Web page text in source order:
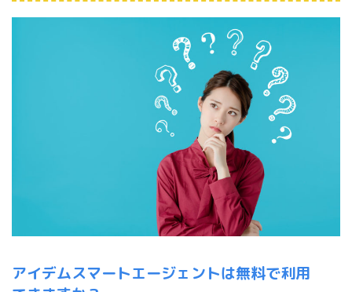
アイデムスマートエージェントは無料で利用